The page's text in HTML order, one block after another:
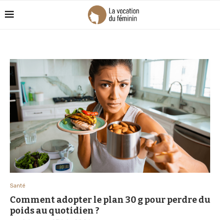
Santé
Comment adopter le plan 30 g pour perdre du
poids au quotidien ?